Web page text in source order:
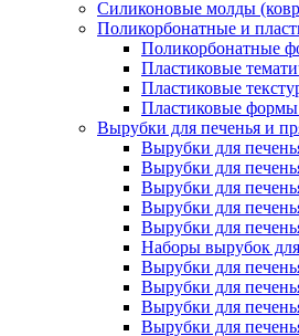
Силиконовые молды
Поликорбонатные и
Поликорбонатные
Пластиковые
Пластиковые
Пластиковые
Вырубки для печенья и
Вырубки для
Вырубки для
Вырубки для
Вырубки для
Вырубки для
Наборы вырубок
Вырубки для
Вырубки для
Вырубки для
Вырубки для